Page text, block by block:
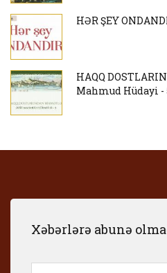
HƏR ŞEY
HAQQ
Mahmud Hüdayi -
Xəbərlərə abunə